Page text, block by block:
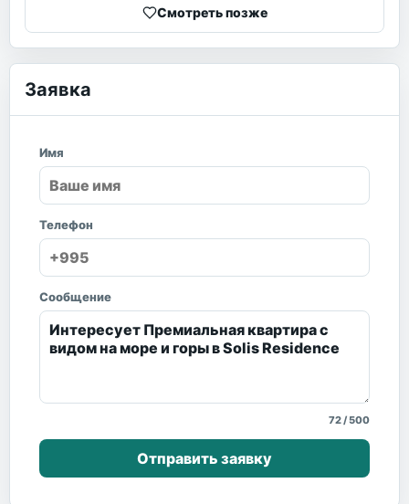
Смотреть позже
Заявка
Имя
Телефон
Сообщение
72/500
Отправить заявку